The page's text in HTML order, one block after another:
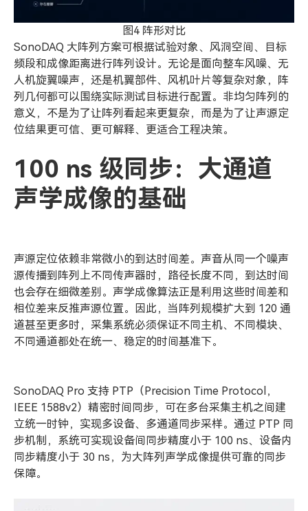
图4 阵形对比
SonoDAQ 大阵列方案可根据试验对象、风洞空间、目标
频段和成像距离进行阵列设计。无论是面向整车风噪、无
人机旋翼噪声，还是机翼部件、风机叶片等复杂对象，阵
列几何都可以围绕实际测试目标进行配置。非均匀阵列的
意义，不是为了让阵列看起来更复杂，而是为了让声源定
位结果更可信、更可解释、更适合工程决策。
100 ns 级同步：大通道
声学成像的基础
声源定位依赖非常微小的到达时间差。声音从同一个噪声
源传播到阵列上不同传声器时，路径长度不同，到达时间
也会存在细微差别。声学成像算法正是利用这些时间差和
相位差来反推声源位置。因此，当阵列规模扩大到 120 通
道甚至更多时，采集系统必须保证不同主机、不同模块、
不同通道都处在统一、稳定的时间基准下。
SonoDAQ Pro 支持 PTP（Precision Time Protocol，
IEEE 1588v2）精密时间同步，可在多台采集主机之间建
立统一时钟，实现多设备、多通道同步采样。通过 PTP 同
步机制，系统可实现设备间同步精度小于 100 ns、设备内
同步精度小于 30 ns，为大阵列声学成像提供可靠的同步
保障。